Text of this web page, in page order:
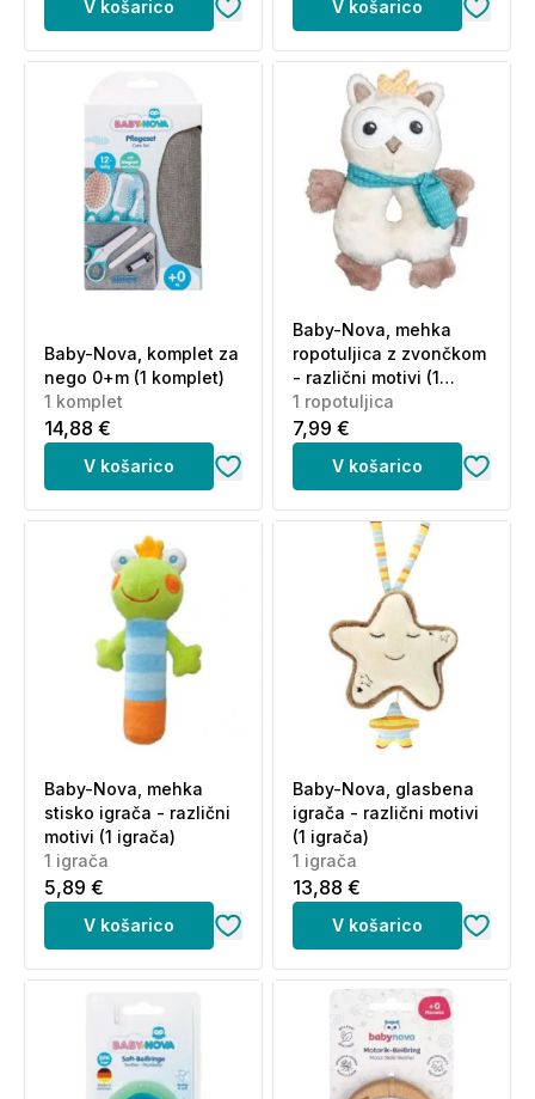
V košarico V košarico
Baby-Nova, komplet za
nego 0+m (1 komplet)
1 komplet
14,88 €
V košarico
Baby-Nova, mehka
ropotuljica z zvončkom
- različni motivi (1
ropotuljica)
1 ropotuljica
7,99 €
V košarico
Baby-Nova, mehka
stisko igrača - različni
motivi (1 igrača)
1 igrača
5,89 €
V košarico
Baby-Nova, glasbena
igrača - različni motivi
(1 igrača)
1 igrača
13,88 €
V košarico